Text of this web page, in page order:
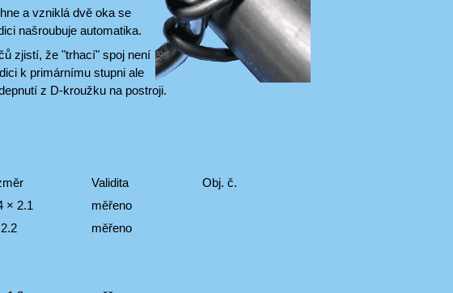
a vzniklá dvě oka se
našroubuje automatika.
zjistí, že "trhací" spoj není
k primárnímu stupni ale
z D-kroužku na postroji.
Validita
Obj. č.
× 2.1
měřeno
měřeno